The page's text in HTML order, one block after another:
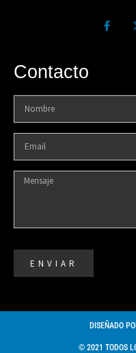
Contacto
ENVIAR
DISEÑADO
© 2021 TODOS